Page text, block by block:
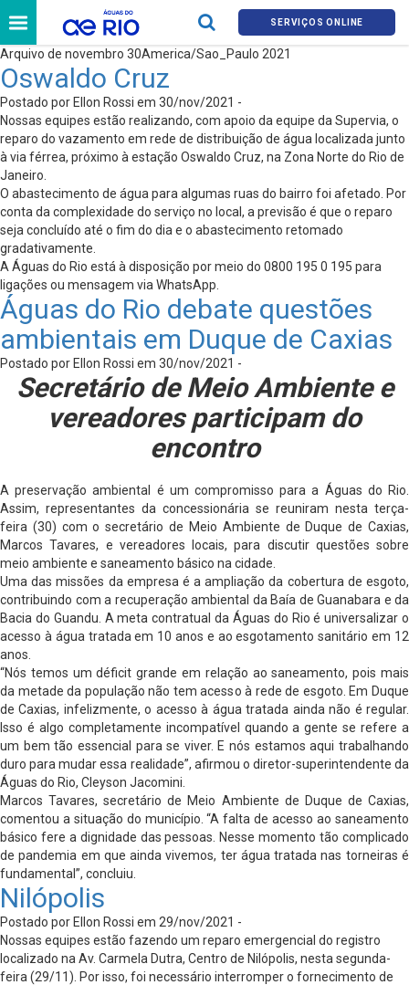
SERVIÇOS ONLINE
Arquivo de novembro 30America/Sao_Paulo 2021
Oswaldo Cruz
Postado por Ellon Rossi em 30/nov/2021 -
Nossas equipes estão realizando, com apoio da equipe da Supervia, o
reparo do vazamento em rede de distribuição de água localizada junto
à via férrea, próximo à estação Oswaldo Cruz, na Zona Norte do Rio de
Janeiro.
O abastecimento de água para algumas ruas do bairro foi afetado. Por
conta da complexidade do serviço no local, a previsão é que o reparo
seja concluído até o fim do dia e o abastecimento retomado
gradativamente.
A Águas do Rio está à disposição por meio do 0800 195 0 195 para
ligações ou mensagem via WhatsApp.
Águas do Rio debate questões
ambientais em Duque de Caxias
Postado por Ellon Rossi em 30/nov/2021 -
Secretário de Meio Ambiente e
vereadores participam do
encontro
A preservação ambiental é um compromisso para a Águas do Rio.
Assim, representantes da concessionária se reuniram nesta terça-
feira (30) com o secretário de Meio Ambiente de Duque de Caxias,
Marcos Tavares, e vereadores locais, para discutir questões sobre
meio ambiente e saneamento básico na cidade.
Uma das missões da empresa é a ampliação da cobertura de esgoto,
contribuindo com a recuperação ambiental da Baía de Guanabara e da
Bacia do Guandu. A meta contratual da Águas do Rio é universalizar o
acesso à água tratada em 10 anos e ao esgotamento sanitário em 12
anos.
“Nós temos um déficit grande em relação ao saneamento, pois mais
da metade da população não tem acesso à rede de esgoto. Em Duque
de Caxias, infelizmente, o acesso à água tratada ainda não é regular.
Isso é algo completamente incompatível quando a gente se refere a
um bem tão essencial para se viver. E nós estamos aqui trabalhando
duro para mudar essa realidade”, afirmou o diretor-superintendente da
Águas do Rio, Cleyson Jacomini.
Marcos Tavares, secretário de Meio Ambiente de Duque de Caxias,
comentou a situação do município. “A falta de acesso ao saneamento
básico fere a dignidade das pessoas. Nesse momento tão complicado
de pandemia em que ainda vivemos, ter água tratada nas torneiras é
fundamental”, concluiu.
Nilópolis
Postado por Ellon Rossi em 29/nov/2021 -
Nossas equipes estão fazendo um reparo emergencial do registro
localizado na Av. Carmela Dutra, Centro de Nilópolis, nesta segunda-
feira (29/11). Por isso, foi necessário interromper o fornecimento de